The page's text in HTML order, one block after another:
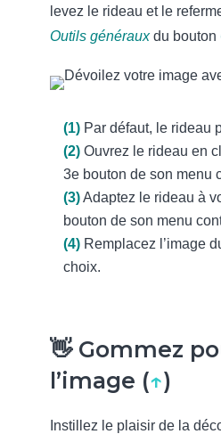
levez le rideau et le
Outils générauxdu bouton
(1) Par défaut, le rideau
(2) Ouvrez le rideau en
3e bouton de son menu
(3)Adaptez le rideau à
bouton de son menu
(4) Remplacez l’image
choix.
👋 Gommez
l’image (↑)
Instillez le plaisir de la